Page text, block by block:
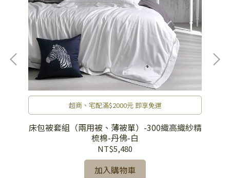
超商、宅配滿$2000元 即享免運
床包被套組（兩用被、薄被單）-300織高織紗精
梳棉-丹佛-白
NT$5,480
加入購物車